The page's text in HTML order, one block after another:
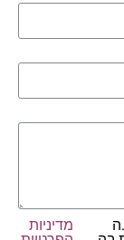
מדיניות